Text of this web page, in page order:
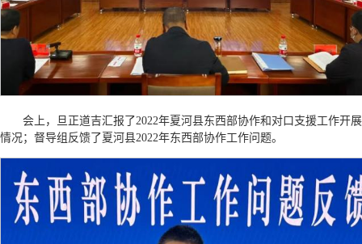
会上，旦正道吉汇报了2022年夏河县东西部协作和对口支援工作开展
情况；督导组反馈了夏河县2022年东西部协作工作问题。